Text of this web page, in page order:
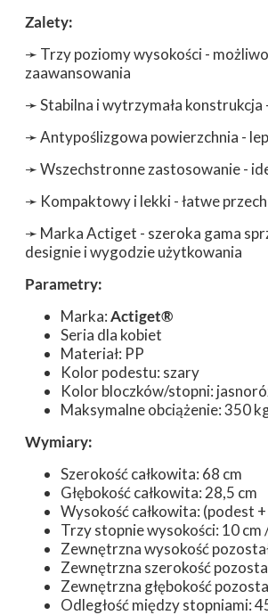
Zalety:
➛ Trzy poziomy wysokości -
zaawansowania
➛Stabilna i wytrzymała
➛Antypoślizgowa powierzchnia -
➛Wszechstronne zastosowanie -
➛ Kompaktowy i lekki - łatwe
➛ Marka Actiget - szeroka gama
designie i wygodzie użytkowania
Parametry:
Marka:Actiget®
Seria dla kobiet
Materiał: PP
Kolor podestu: szary
Kolor bloczków/stopni:
Maksymalne obciążenie: 350
Wymiary:
Szerokość całkowita: 68 cm
Głębokość całkowita: 28,5 cm
Wysokość całkowita: (podest
Trzy stopnie wysokości: 10 cm
Zewnętrzna wysokość
Zewnętrzna szerokość
Zewnętrzna głębokość
Odległość między stopniami: